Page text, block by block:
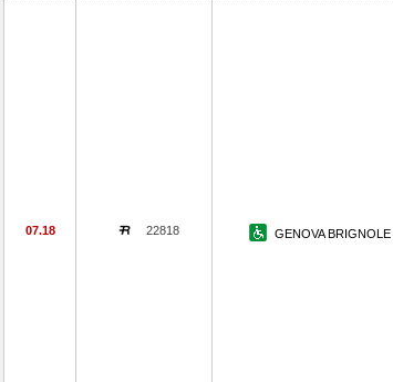
07.18 22818 GENOVA BRIGNOLE